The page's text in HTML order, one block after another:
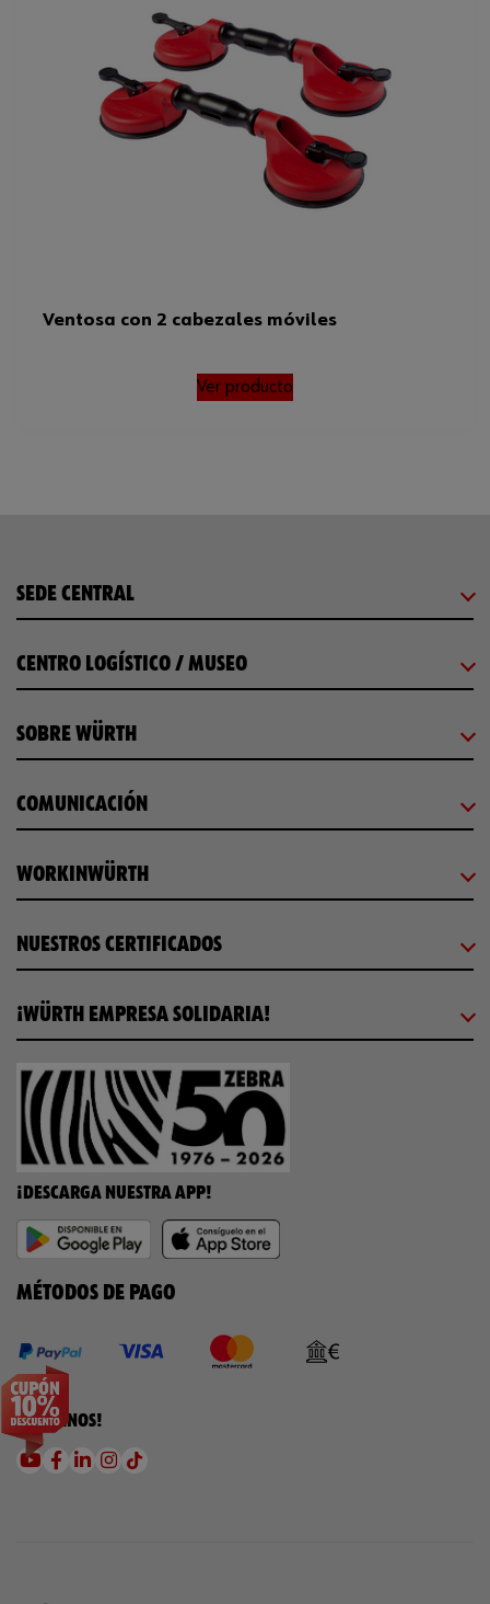
Ventosa con 2 cabezales móviles
Ver producto
SEDE CENTRAL
CENTRO LOGÍSTICO / MUSEO
SOBRE WÜRTH
COMUNICACIÓN
WORKINWÜRTH
NUESTROS CERTIFICADOS
¡WÜRTH EMPRESA SOLIDARIA!
¡DESCARGA NUESTRA APP!
MÉTODOS DE PAGO
¡SÍGUENOS!